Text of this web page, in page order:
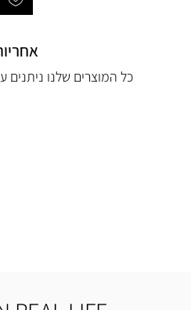
כל המוצרים שלנו ניתנים עם 12 חודשי